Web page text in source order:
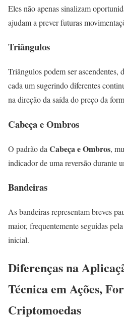
Eles não apenas sinalizam
ajudam a prever futuras
Triângulos
Triângulos podem ser ascendentes,
cada um sugerindo diferentes
na direção da saída do preço da
Cabeça e Ombros
O padrão da Cabeça e Ombros,
indicador de uma reversão durante
Bandeiras
As bandeiras representam breves
maior, frequentemente seguidas
inicial.
Diferenças na
Técnica em Ações,
Criptomoedas